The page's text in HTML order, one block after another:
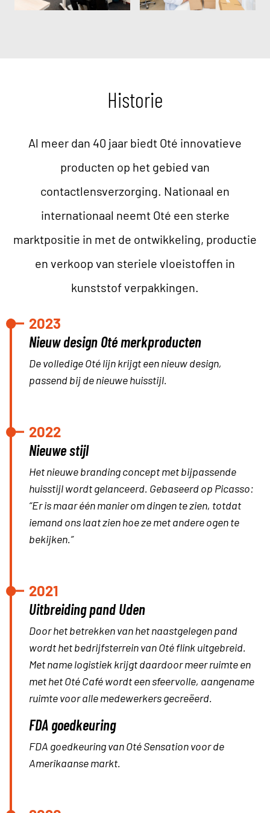
Historie
Al meer dan 40 jaar biedt Oté innovatieve
producten op het gebied van
contactlensverzorging. Nationaal en
internationaal neemt Oté een sterke
marktpositie in met de ontwikkeling, productie
en verkoop van steriele vloeistoffen in
kunststof verpakkingen.
2023
Nieuw design Oté merkproducten
De volledige Oté lijn krijgt een nieuw design,
passend bij de nieuwe huisstijl.
2022
Nieuwe stijl
Het nieuwe branding concept met bijpassende
huisstijl wordt gelanceerd. Gebaseerd op Picasso:
“Er is maar één manier om dingen te zien, totdat
iemand ons laat zien hoe ze met andere ogen te
bekijken.”
2021
Uitbreiding pand Uden
Door het betrekken van het naastgelegen pand
wordt het bedrijfsterrein van Oté flink uitgebreid.
Met name logistiek krijgt daardoor meer ruimte en
met het Oté Café wordt een sfeervolle, aangename
ruimte voor alle medewerkers gecreëerd.
FDA goedkeuring
FDA goedkeuring van Oté Sensation voor de
Amerikaanse markt.